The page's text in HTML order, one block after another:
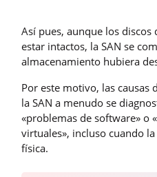
Así pues, aunque los
estar intactos, la SAN se
almacenamiento hubiera
Por este motivo, las
la SAN a menudo se
«problemas de software» o
virtuales», incluso cuando
física.